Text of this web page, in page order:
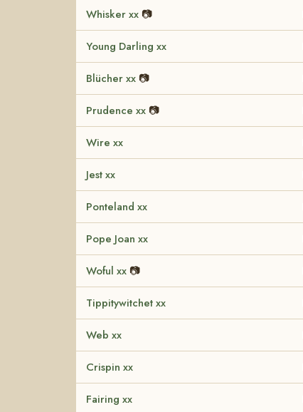
Whisker xx 📷
Young Darling xx
Blücher xx 📷
Prudence xx 📷
Wire xx
Jest xx
Ponteland xx
Pope Joan xx
Woful xx 📷
Tippitywitchet xx
Web xx
Crispin xx
Fairing xx